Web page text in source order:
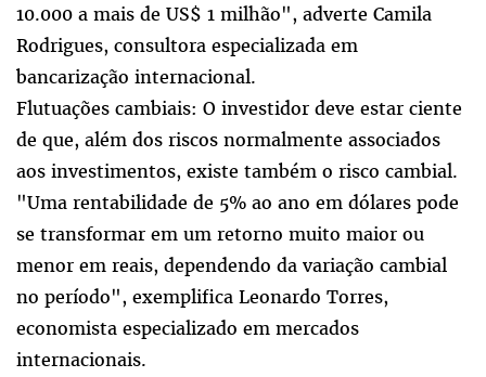
10.000 a mais de US$ 1 milhão", adverte Camila
Rodrigues, consultora especializada em
bancarização internacional.
Flutuações cambiais: O investidor deve estar ciente
de que, além dos riscos normalmente associados
aos investimentos, existe também o risco cambial.
"Uma rentabilidade de 5% ao ano em dólares pode
se transformar em um retorno muito maior ou
menor em reais, dependendo da variação cambial
no período", exemplifica Leonardo Torres,
economista especializado em mercados
internacionais.